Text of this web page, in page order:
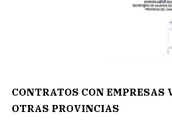
CONTRATOS CON EMPRESAS
OTRAS PROVINCIAS